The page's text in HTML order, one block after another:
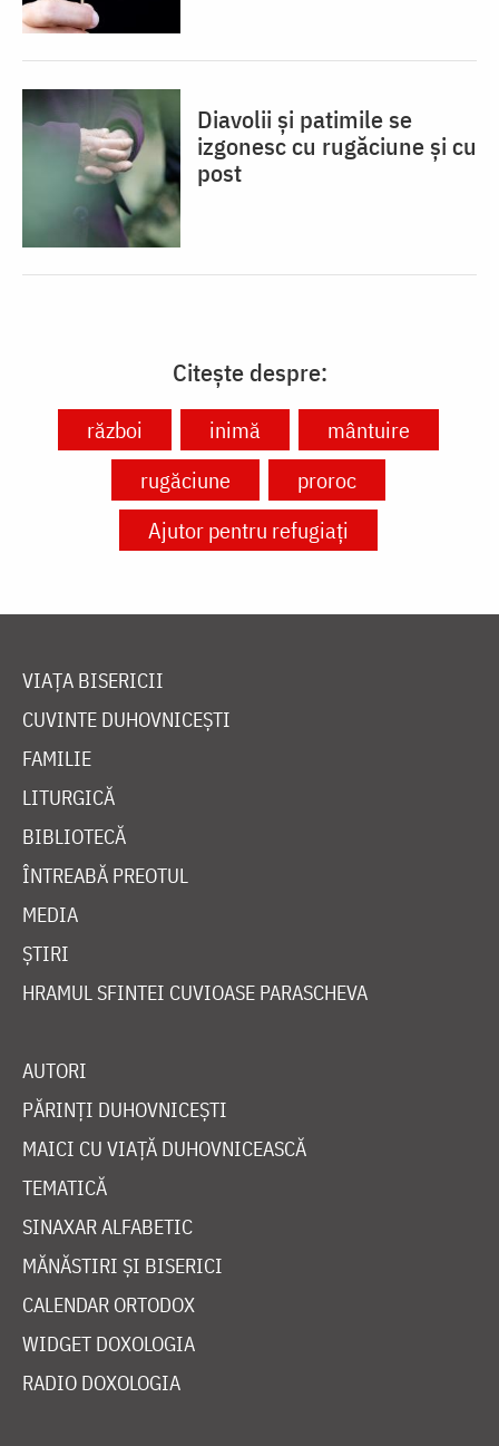
Diavolii și patimile se
izgonesc cu rugăciune și cu
post
Citește despre:
război inimă
mântuire
rugăciune
proroc
Ajutor pentru refugiați
VIAȚA BISERICII
CUVINTE DUHOVNICEȘTI
FAMILIE
LITURGICĂ
BIBLIOTECĂ
ÎNTREABĂ PREOTUL
MEDIA
ȘTIRI
HRAMUL SFINTEI CUVIOASE PARASCHEVA
AUTORI
PĂRINȚI DUHOVNICEȘTI
MAICI CU VIAȚĂ DUHOVNICEASCĂ
TEMATICĂ
SINAXAR ALFABETIC
MĂNĂSTIRI ȘI BISERICI
CALENDAR ORTODOX
WIDGET DOXOLOGIA
RADIO DOXOLOGIA